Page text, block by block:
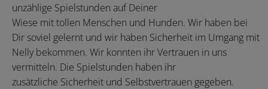
unzählige Spielstunden auf Deiner
Wiese mit tollen Menschen und Hunden. Wir haben bei
Dir soviel gelernt und wir haben Sicherheit im Umgang mit
Nelly bekommen. Wir konnten ihr Vertrauen in uns
vermitteln. Die Spielstunden haben ihr
zusätzliche Sicherheit und Selbstvertrauen gegeben.